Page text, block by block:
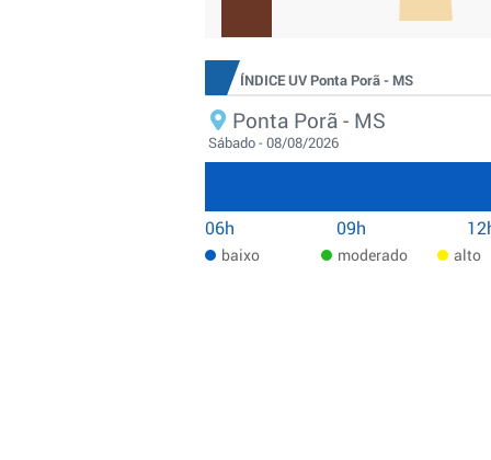
ÍNDICE UV Ponta Porã - MS
Ponta Porã - MS
Sábado - 08/08/2026
06h 09h
baixo moderado alto